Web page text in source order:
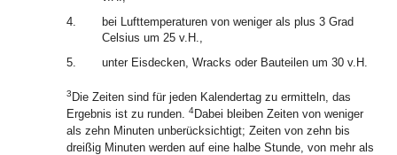
4.
bei Lufttemperaturen von weniger als plus 3 Grad
Celsius um 25 v.H.,
5.
unter Eisdecken, Wracks oder Bauteilen um 30 v.H.
3 Die Zeiten sind für jeden Kalendertag zu ermitteln, das
Ergebnis ist zu runden. 4Dabei bleiben Zeiten von weniger
als zehn Minuten unberücksichtigt; Zeiten von zehn bis
dreißig Minuten werden auf eine halbe Stunde, von mehr als